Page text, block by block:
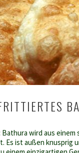
Bathura wird aus
Es ist außen knusprig